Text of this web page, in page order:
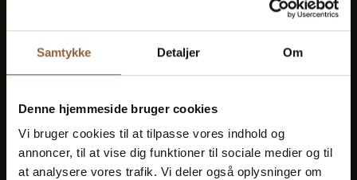
Samtykke Detaljer Om
Denne hjemmeside bruger cookies
Vi bruger cookies til at tilpasse vores indhold og
annoncer, til at vise dig funktioner til sociale medier og til
at analysere vores trafik. Vi deler også oplysninger om
tilbage i tiden. Den idylliske gamle vandmølle fra 1843
tandhjulene, der får møllestenene til at male kornet
til mel. De frivillige møllere fortæller gerne om
smedje arbejder Vestjysk Smedelaug ved essen. Her
kan I opleve, hvordan alt fra søm til hestesko tager
form over den glohede esse, og lyden af hammeren
mod jernet er næsten helt melodisk.